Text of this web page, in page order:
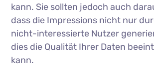
kann. Sie sollten jedoch auch
dass die Impressions nicht nur
nicht-interessierte Nutzer
dies die Qualität Ihrer Daten
kann.